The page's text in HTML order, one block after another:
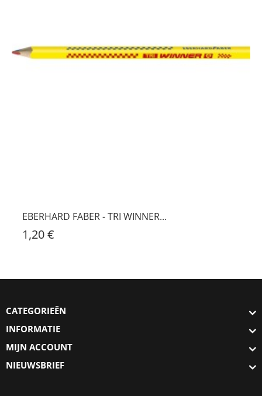
EBERHARD FABER - TRI WINNER...
1,20 €
CATEGORIEËN
INFORMATIE
MIJN ACCOUNT
NIEUWSBRIEF